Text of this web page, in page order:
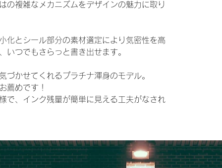
の複雑なメカニズムをデザインの魅力に取り
化とシール部分の素材選定により気密性を高
いつでもさらっと書き出せます。
づかせてくれるプラチナ渾身のモデル。
薦めです！
で、インク残量が簡単に見える工夫がなされ